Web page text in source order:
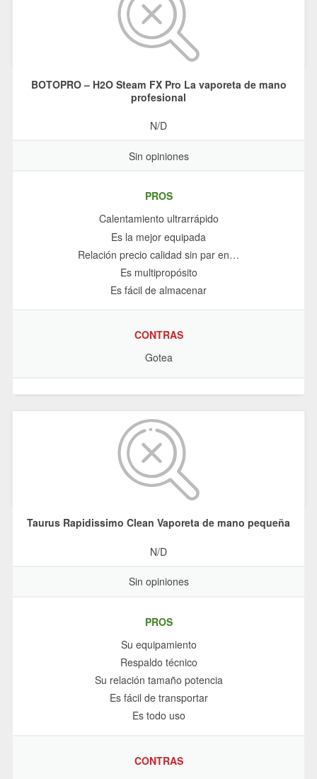
BOTOPRO – H2O Steam FX Pro La vaporeta de mano
profesional
N/D
Sin opiniones
PROS
Calentamiento ultrarrápido
Es la mejor equipada
Relación precio calidad sin par en…
Es multipropósito
Es fácil de almacenar
CONTRAS
Gotea
Taurus Rapidissimo Clean Vaporeta de mano pequeña
N/D
Sin opiniones
PROS
Su equipamiento
Respaldo técnico
Su relación tamaño potencia
Es fácil de transportar
Es todo uso
CONTRAS